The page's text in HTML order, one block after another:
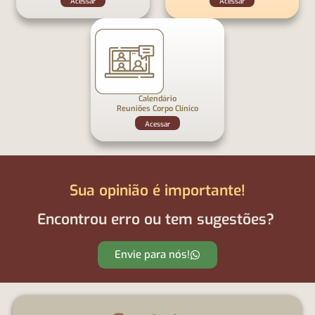
Calendário
Reuniões Corpo Clínico
Acessar
Sua opinião é importante!
Encontrou erro ou tem sugestões?
Envie para nós!